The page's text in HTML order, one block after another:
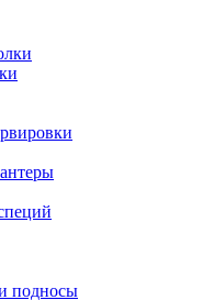
подносы